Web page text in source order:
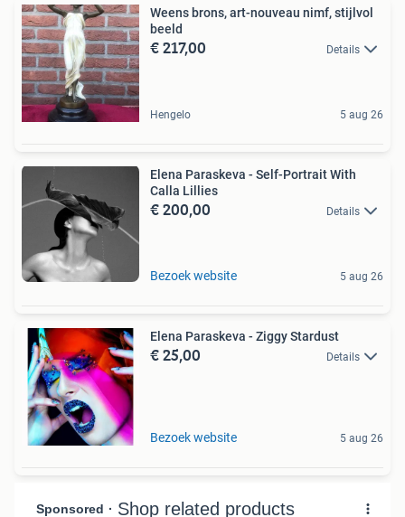
Weens brons, art-nouveau nimf, stijlvol
beeld
€ 217,00 Details
Hengelo 5 aug 26
Elena Paraskeva - Self-Portrait With
Calla Lillies
€ 200,00 Details
Bezoek website 5 aug 26
Elena Paraskeva - Ziggy Stardust
€ 25,00 Details
Bezoek website 5 aug 26